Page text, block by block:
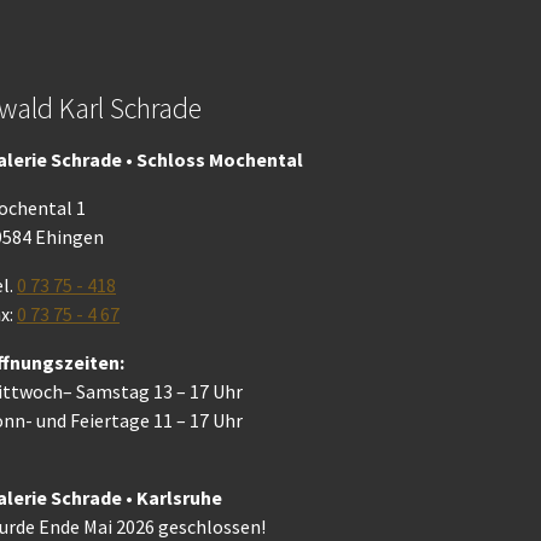
Karl Schrade
Schrade • Schloss Mochental
1
Ehingen
0 73 75 - 418
0 73 75 - 4 67
Samstag 13 – 17 Uhr
und Feiertage 11 – 17 Uhr
Schrade • Karlsruhe
Ende Mai 2026 geschlossen!